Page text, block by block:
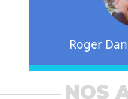
Roger
NOS